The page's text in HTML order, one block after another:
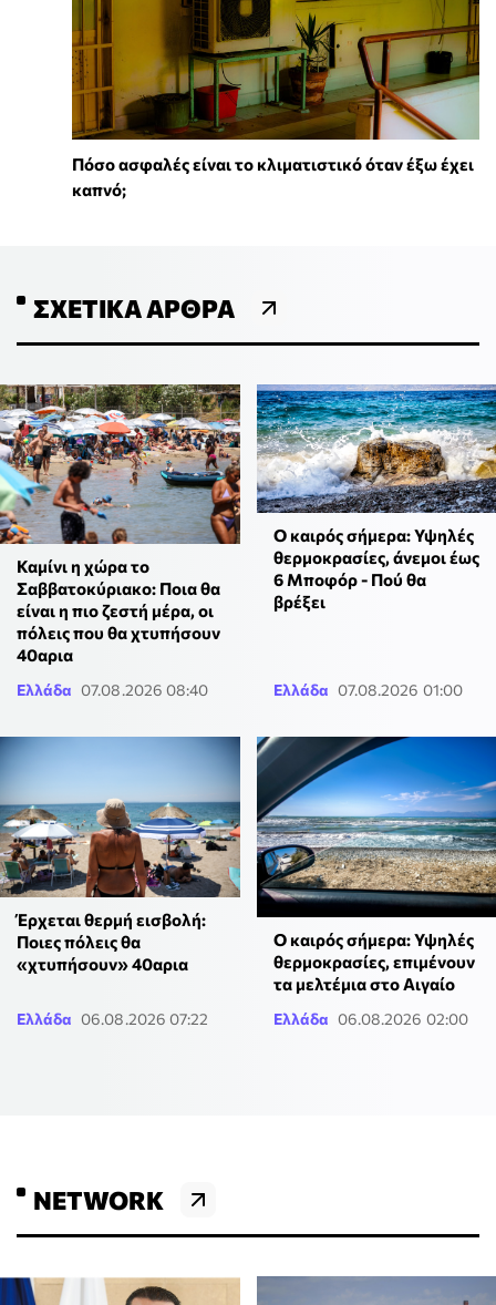
Πόσο ασφαλές είναι το κλιματιστικό όταν έξω έχει
καπνό;
ΣΧΕΤΙΚΆ ΆΡΘΡΑ
Καμίνι η χώρα το
Σαββατοκύριακο: Ποια θα
είναι η πιο ζεστή μέρα, οι
πόλεις που θα χτυπήσουν
40αρια
Ελλάδα 07.08.2026 08:40
Ο καιρός σήμερα: Υψηλές
θερμοκρασίες, άνεμοι έως
6 Μποφόρ - Πού θα
βρέξει
Ελλάδα 07.08.2026 01:00
Έρχεται θερμή εισβολή:
Ποιες πόλεις θα
«χτυπήσουν» 40αρια
Ελλάδα 06.08.2026 07:22
Ο καιρός σήμερα: Υψηλές
θερμοκρασίες, επιμένουν
τα μελτέμια στο Αιγαίο
Ελλάδα 06.08.2026 02:00
NETWORK